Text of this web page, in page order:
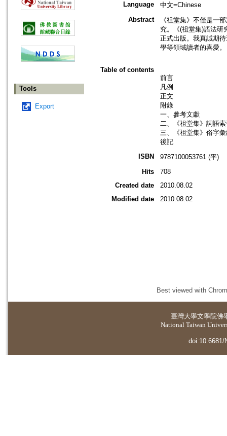
Tools
Export
Language
中文=Chinese
Abstract
《祖堂集》不僅是一
究。《(祖堂集)語法研
正式出版。我真誠期
學等領域讀者的喜愛。
Table of contents
前言
凡例
正文
附錄
一、參考文獻
二、《祖堂集》詞語
三、《祖堂集》俗字
後記
ISBN
9787100053761 (平)
Hits
708
Created date
2010.08.02
Modified date
2010.08.02
Best viewed with
臺灣大學文學院佛
National Taiwan
doi:10.6681/